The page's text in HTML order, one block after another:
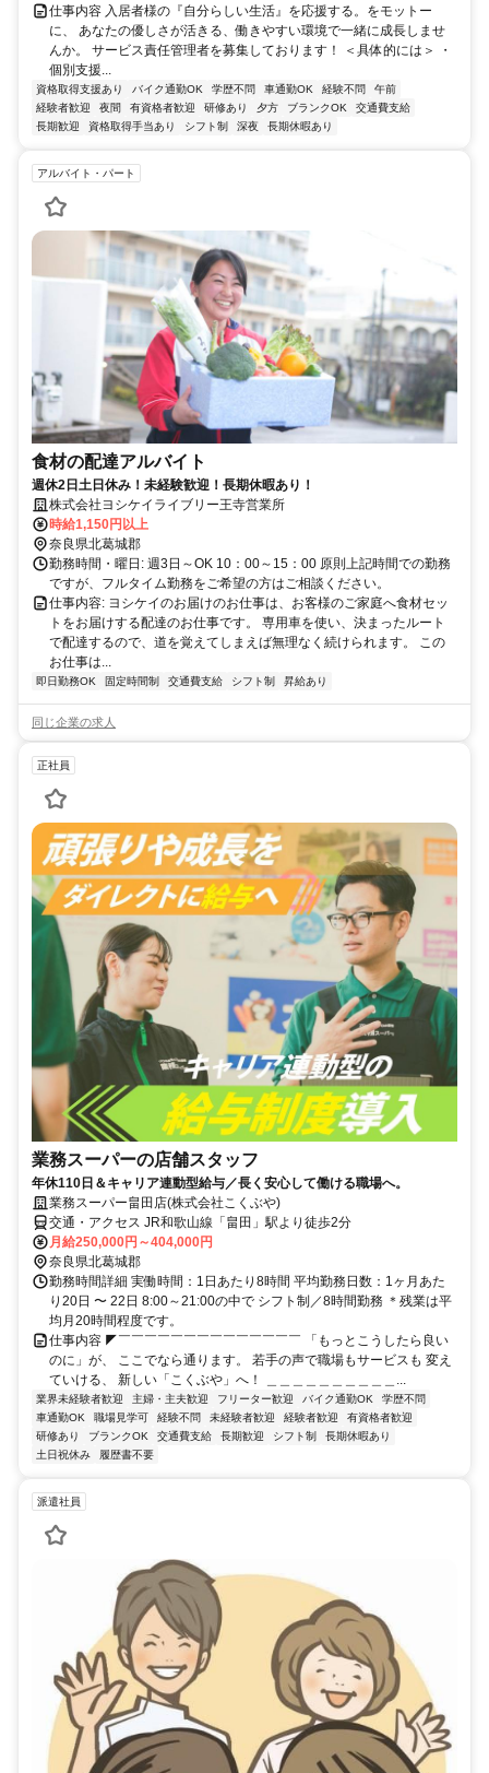
仕事内容 入居者様の『自分らしい生活』を応援する。をモットー
に、 あなたの優しさが活きる、働きやすい環境で一緒に成長しませ
んか。 サービス責任管理者を募集しております！ ＜具体的には＞ ・
個別支援...
資格取得支援あり バイク通勤OK 学歴不問 車通勤OK 経験不問
午前
経験者歓迎
夜間 有資格者歓迎 研修あり 夕方 ブランクOK
交通費支給
長期歓迎
資格取得手当あり シフト制 深夜 長期休暇あり
アルバイト・パート
食材の配達アルバイト
週休2日土日休み！未経験歓迎！長期休暇あり！
株式会社ヨシケイライブリー王寺営業所
時給1,150円以上
奈良県北葛城郡
勤務時間・曜日: 週3日～OK 10：00～15：00 原則上記時間での勤務
ですが、フルタイム勤務をご希望の方はご相談ください。
仕事内容: ヨシケイのお届けのお仕事は、お客様のご家庭へ食材セッ
トをお届けする配達のお仕事です。 専用車を使い、決まったルート
で配達するので、道を覚えてしまえば無理なく続けられます。 この
お仕事は...
即日勤務OK 固定時間制 交通費支給 シフト制 昇給あり
同じ企業の求人
正社員
業務スーパーの店舗スタッフ
年休110日＆キャリア連動型給与／長く安心して働ける職場へ。
業務スーパー畠田店(株式会社こくぶや)
交通・アクセス JR和歌山線「畠田」駅より徒歩2分
月給250,000円～404,000円
奈良県北葛城郡
勤務時間詳細 実働時間：1日あたり8時間 平均勤務日数：1ヶ月あた
り20日 〜 22日 8:00～21:00の中で シフト制／8時間勤務 ＊残業は平
均月20時間程度です。
仕事内容 ◤￣￣￣￣￣￣￣￣￣￣￣￣￣￣ 「もっとこうしたら良い
のに」が、 ここでなら通ります。 若手の声で職場もサービスも 変え
ていける、 新しい「こくぶや」へ！ ＿＿＿＿＿＿＿＿＿＿...
業界未経験者歓迎 主婦・主夫歓迎 フリーター歓迎 バイク通勤OK
学歴不問
車通勤OK
職場見学可 経験不問 未経験者歓迎 経験者歓迎
有資格者歓迎
研修あり
ブランクOK 交通費支給 長期歓迎 シフト制
長期休暇あり
土日祝休み
履歴書不要
派遣社員